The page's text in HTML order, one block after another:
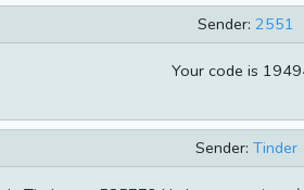
Sender: 2551
Your code is
Sender: Tinder